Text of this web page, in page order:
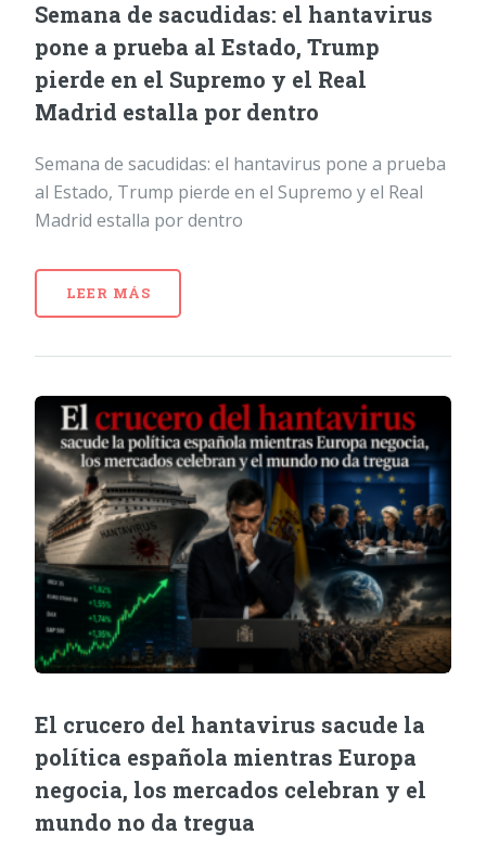
Semana de sacudidas: el hantavirus
pone a prueba al Estado, Trump
pierde en el Supremo y el Real
Madrid estalla por dentro
Semana de sacudidas: el hantavirus pone a prueba
al Estado, Trump pierde en el Supremo y el Real
Madrid estalla por dentro
LEER MÁS
El crucero del hantavirus sacude la
política española mientras Europa
negocia, los mercados celebran y el
mundo no da tregua